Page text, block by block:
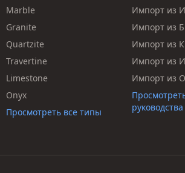
Marble
Granite
Quartzite
Travertine
Limestone
Onyx
Просмотреть все типы
Импорт из
Импорт из
Импорт из
Импорт из
Импорт из
руководства